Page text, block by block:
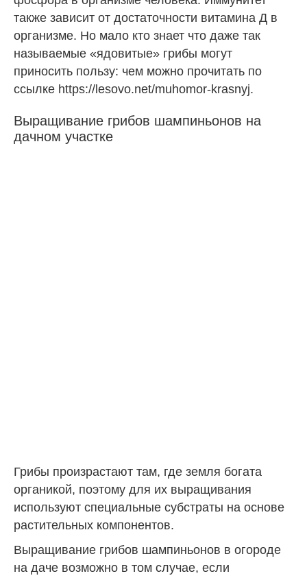
также зависит от достаточности витамина Д в
организме. Но мало кто знает что даже так
называемые «ядовитые» грибы могут
приносить пользу: чем можно прочитать по
ссылке https://lesovo.net/muhomor-krasnyj.
Выращивание грибов шампиньонов на
дачном участке
Грибы произрастают там, где земля богата
органикой, поэтому для их выращивания
используют специальные субстраты на основе
растительных компонентов.
Выращивание грибов шампиньонов в огороде
на даче возможно в том случае, если